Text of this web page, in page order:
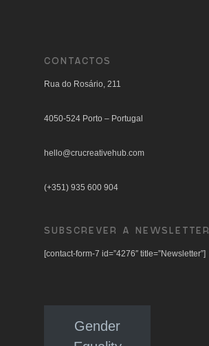
CONTACTOS
Rua do Rosário, 211
4050-524 Porto – Portugal
hello@crucreativehub.com
(+351) 935 600 904
SUBSCREVER A NEWSLETTER
[contact-form-7 id=”4276″ title=”Newsletter”]
Gender